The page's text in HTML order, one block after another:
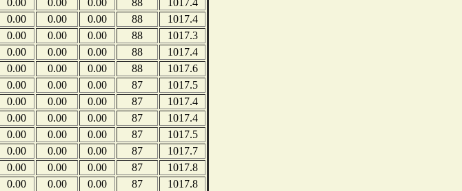
0.00 0.00 0.00 88
1017.4
0.00 0.00 0.00 88
1017.4
0.00 0.00 0.00 88
1017.3
0.00 0.00 0.00 88
1017.4
0.00 0.00 0.00 88
1017.6
0.00 0.00 0.00 87
1017.5
0.00 0.00 0.00 87
1017.4
0.00 0.00 0.00 87
1017.4
0.00 0.00 0.00 87
1017.5
0.00 0.00 0.00 87
1017.7
0.00 0.00 0.00 87
1017.8
0.00 0.00 0.00 87
1017.8